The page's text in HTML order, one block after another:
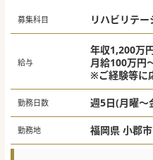
募集科目 リハビリテー
給与
年収1,200万
月給100万円
※ご経験等に
勤務日数 週5日(月曜～
勤務地 福岡県 小郡市